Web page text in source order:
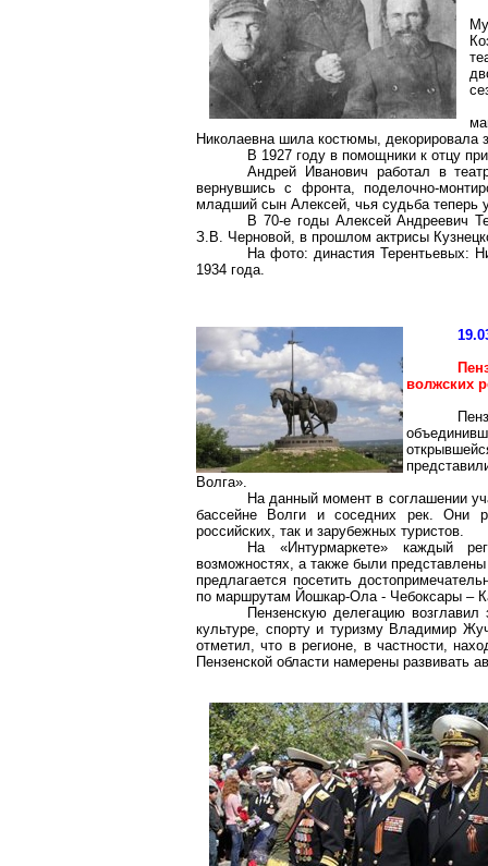
Николаевна шила костюмы, декорировала
В 1927 году в помощники к отцу
Андрей Иванович работал в
вернувшись с фронта, поделочно-
младший сын Алексей, чья судьба теперь
В 70-е годы Алексей Андреевич
З.В. Черновой, в прошлом актрисы
На фото: династия Терентьевых:
1934 года.
волжских
Волга».
На данный момент в соглашении
бассейне Волги и соседних рек. Они
российских, так и зарубежных туристов.
На «Интурмаркете» каждый
возможностях, а также были
предлагается посетить
по маршрутам Йошкар-Ола - Чебоксары –
Пензенскую делегацию возглавил
культуре, спорту и туризму Владимир
отметил, что в регионе, в частности,
Пензенской области намерены развивать